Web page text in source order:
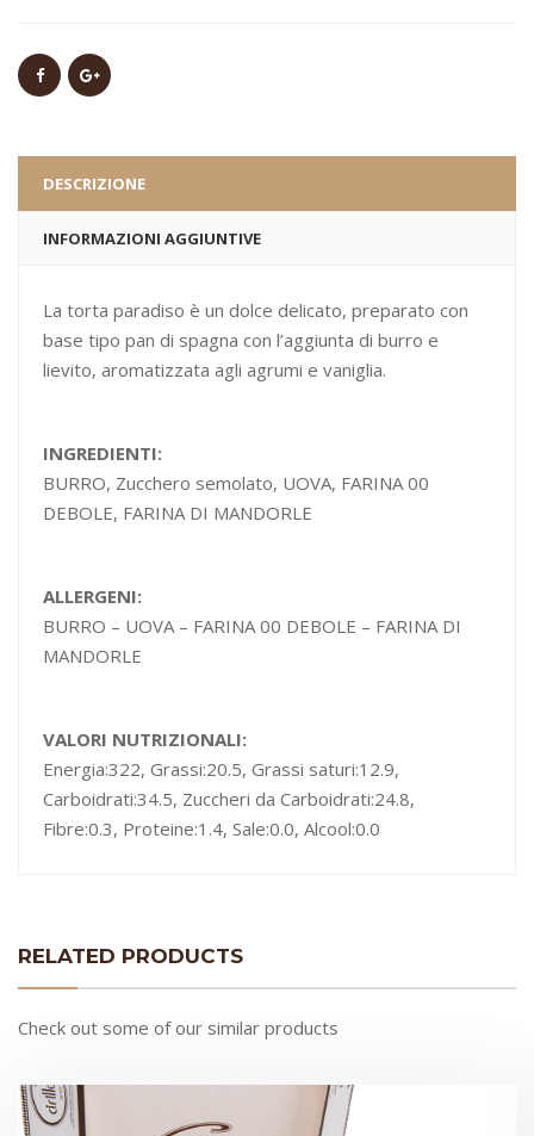
DESCRIZIONE
INFORMAZIONI AGGIUNTIVE
La torta paradiso è un dolce delicato, preparato con
base tipo pan di spagna con l’aggiunta di burro e
lievito, aromatizzata agli agrumi e vaniglia.
INGREDIENTI:
BURRO, Zucchero semolato, UOVA, FARINA 00
DEBOLE, FARINA DI MANDORLE
ALLERGENI:
BURRO – UOVA – FARINA 00 DEBOLE – FARINA DI
MANDORLE
VALORI NUTRIZIONALI:
Energia:322, Grassi:20.5, Grassi saturi:12.9,
Carboidrati:34.5, Zuccheri da Carboidrati:24.8,
Fibre:0.3, Proteine:1.4, Sale:0.0, Alcool:0.0
RELATED PRODUCTS
Check out some of our similar products